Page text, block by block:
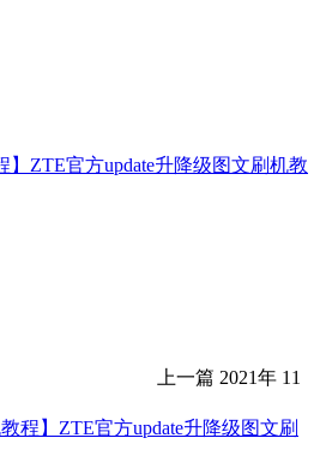
】ZTE官方update升降级图文刷机教
上一篇 2021年 11
程】ZTE官方update升降级图文刷